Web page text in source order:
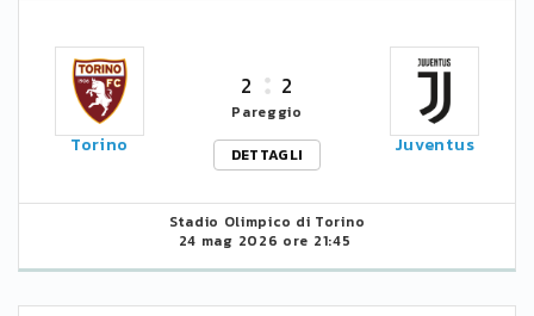
Torino
2 2
Pareggio
DETTAGLI
Juventus
Stadio Olimpico di Torino
24 mag 2026 ore 21:45